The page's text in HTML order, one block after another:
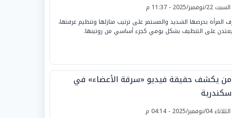
السبت 22/نوفمبر/2025 - 11:37 م
المرأة بحرصها الشديد والمستمر على ترتيب منازلها وتنظيم غرفتها،
على التنظيف بشكل يومي كجزء أساسي من روتينها.
يكشف حقيقة فيديو «سرقة الأعضاء» في
الثلاثاء 04/نوفمبر/2025 - 04:14 م